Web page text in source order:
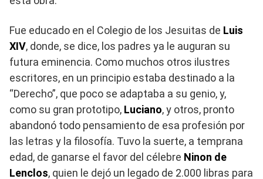
Fue educado en el Colegio de los Jesuitas de Luis
XIV, donde, se dice, los padres ya le auguran su
futura eminencia. Como muchos otros ilustres
escritores, en un principio estaba destinado a la
“Derecho”, que poco se adaptaba a su genio, y,
como su gran prototipo, Luciano, y otros, pronto
abandonó todo pensamiento de esa profesión por
las letras y la filosofía. Tuvo la suerte, a temprana
edad, de ganarse el favor del célebre Ninon de
Lenclos, quien le dejó un legado de 2.000 libras para